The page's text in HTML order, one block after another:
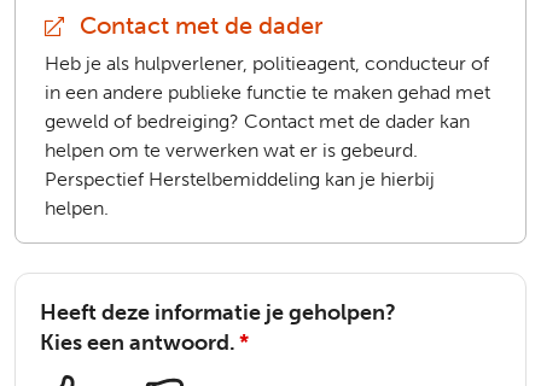
Contact met de dader
Heb je als hulpverlener, politieagent, conducteur of
in een andere publieke functie te maken gehad met
geweld of bedreiging? Contact met de dader kan
helpen om te verwerken wat er is gebeurd.
Perspectief Herstelbemiddeling kan je hierbij
helpen.
Heeft deze informatie je geholpen?
Kies een antwoord.*